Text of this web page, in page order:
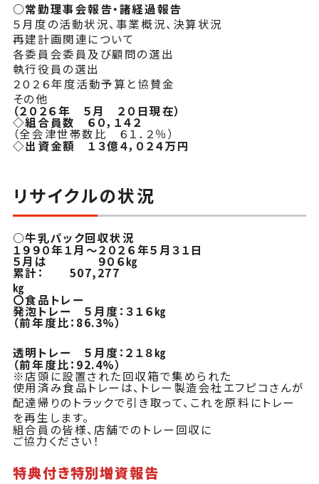
○常勤理事会報告・諸経過報告
５月度の活動状況、事業概況、決算状況
再建計画関連について
各委員会委員及び顧問の選出
執行役員の選出
２０２６年度活動予算と協賛金
その他
（２０２６年 ５月 ２０日現在）
◇組合員数 ６０，１４２
（全会津世帯数比 ６１．２％）
◇出資金額１３億４，０２４万円
リサイクルの状況
○牛乳パック回収状況
１９９０年１月～２０２６年５月３１日
５月は ９０６㎏
累計： 507,277
㎏
〇食品トレー
発泡トレー ５月度：３１６㎏
（前年度比：86.3%）
透明トレー ５月度：２１８㎏
（前年度比：92.4%）
※店頭に設置された回収箱で集められた
使用済み食品トレーは、トレー製造会社エフピコさんが
配達帰りのトラックで引き取って、これを原料にトレー
を再生します。
組合員の皆様、店舗でのトレー回収に
ご協力ください！
特典付き特別増資報告